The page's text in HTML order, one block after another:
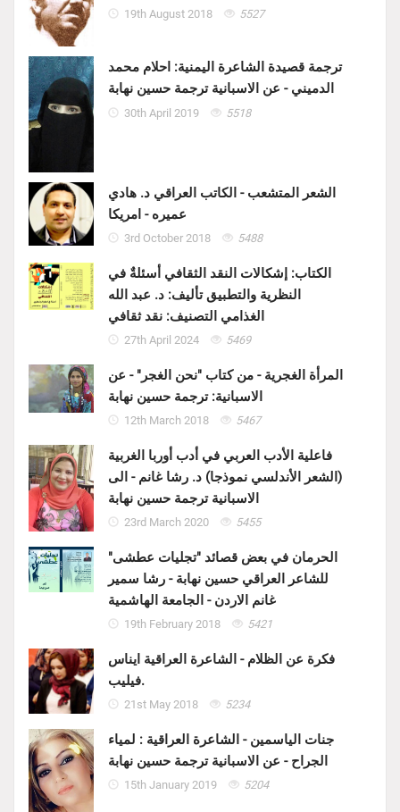
19th August 2018 5527
ترجمة قصيدة الشاعرة اليمنية: احلام محمد
الدميني - عن الاسبانية ترجمة حسين نهابة
30th April 2019 5518
الشعر المتشعب - الكاتب العراقي د. هادي
عميره - امريكا
3rd October 2018 5488
الكتاب: إشكالات النقد الثقافي أسئلةٌ في
النظرية والتطبيق تأليف: د. عبد الله
الغذامي التصنيف: نقد ثقافي
27th April 2024 5469
المرأة الغجرية - من كتاب "نحن الغجر" - عن
الاسبانية: ترجمة حسين نهابة
12th March 2018 5467
فاعلية الأدب العربي في أدب أوربا الغربية
(الشعر الأندلسي نموذجا) د. رشا غانم - الى
الاسبانية ترجمة حسين نهابة
23rd March 2020 5455
الحرمان في بعض قصائد "تجليات عطشى"
للشاعر العراقي حسين نهابة - رشا سمير
غانم الاردن - الجامعة الهاشمية
19th February 2018 5421
فكرة عن الظلام - الشاعرة العراقية ايناس
فيليب.
21st May 2018 5234
جنات الياسمين - الشاعرة العراقية : لمياء
الجراح - عن الاسبانية ترجمة حسين نهابة
15th January 2019 5204